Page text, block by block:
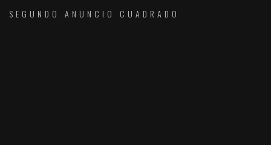
SEGUNDO ANUNCIO CUADRADO